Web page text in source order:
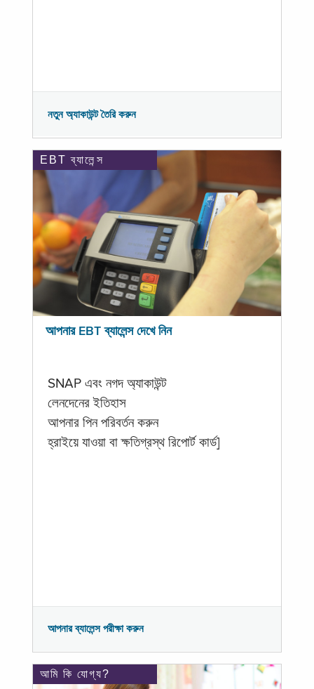
নতুন অ্যাকাউন্ট তৈরি করুন
EBT ব্যালেন্স
আপনার EBT ব্যালেন্স দেখে নিন
SNAP এবং নগদ অ্যাকাউন্ট
লেনদেনের ইতিহাস
আপনার পিন পরিবর্তন করুন
হ্রাইয়ে যাওয়া বা ক্ষতিগ্রস্থ রিপোর্ট কার্ড]
আপনার ব্যালেন্স পরীক্ষা করুন
আমি কি যোগ্য?